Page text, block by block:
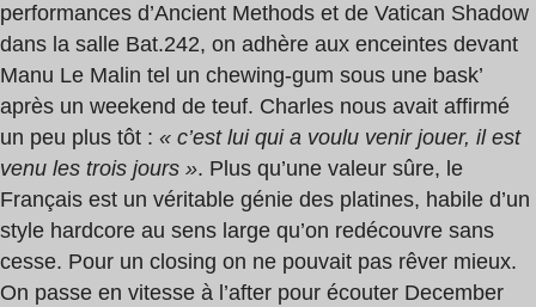
performances d’Ancient Methods et de Vatican Shadow
dans la salle Bat.242, on adhère aux enceintes devant
Manu Le Malin tel un chewing-gum sous une bask’
après un weekend de teuf. Charles nous avait affirmé
un peu plus tôt : « c’est lui qui a voulu venir jouer, il est
venu les trois jours ». Plus qu’une valeur sûre, le
Français est un véritable génie des platines, habile d’un
style hardcore au sens large qu’on redécouvre sans
cesse. Pour un closing on ne pouvait pas rêver mieux.
On passe en vitesse à l’after pour écouter December